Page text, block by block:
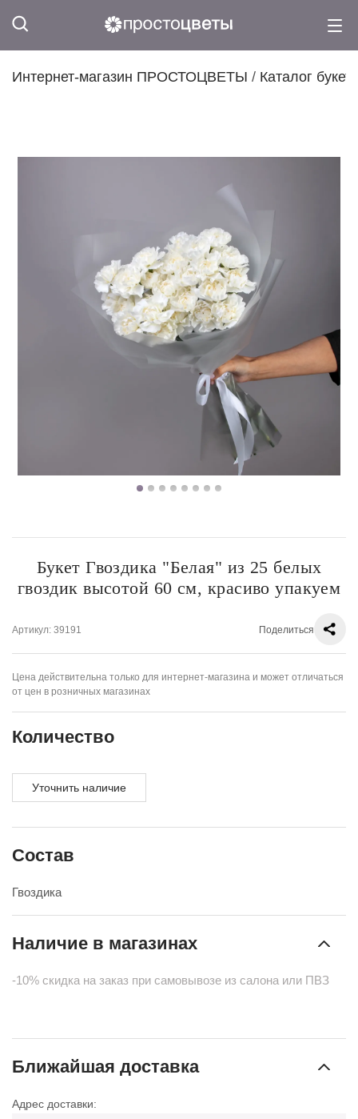
Интернет-магазин ПРОСТОЦВЕТЫ / Каталог
Букет Гвоздика "Белая" из 25 белых
гвоздик высотой 60 см, красиво упакуем
Артикул: 39191 Поделиться
Цена действительна только для интернет-магазина и может отличаться
от цен в розничных магазинах
Количество
Уточнить наличие
Состав
Гвоздика
Наличие в магазинах
-10% скидка на заказ при самовывозе из салона или ПВЗ
Ближайшая доставка
Адрес доставки: